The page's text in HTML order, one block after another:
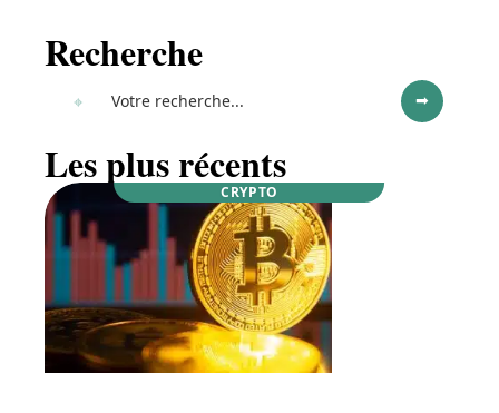
Recherche
Les plus récents
CRYPTO